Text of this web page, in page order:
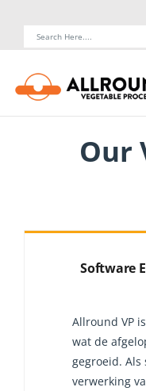
Search
Home
Contact Us
Our
Software
Allround VP
wat de
gegroeid. Als
verwerking